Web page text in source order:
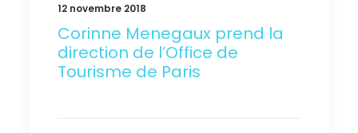
12 novembre 2018
Corinne Menegaux prend la
direction de l’Office de
Tourisme de Paris